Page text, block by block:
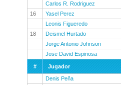
Carlos R. Rodriguez
16
Yasel Perez
Leonis Figueredo
18
Deismel Hurtado
Jorge Antonio Johnson
Jose David Espinosa
#
Jugador
Denis Peña